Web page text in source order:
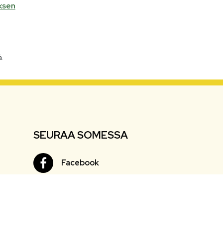
SEURAA SOMESSA
FacebookFacebook